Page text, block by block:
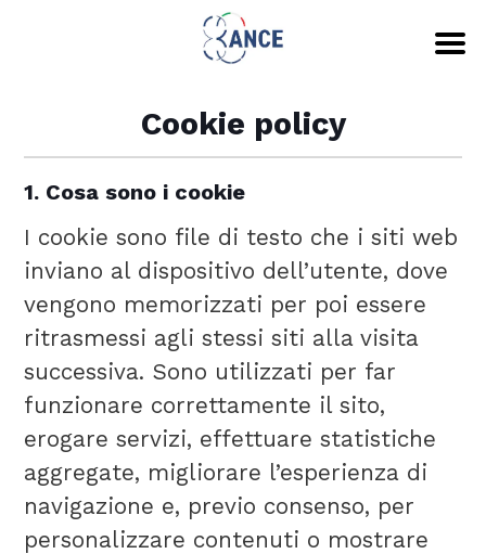
Cookie policy
1. Cosa sono i cookie
I cookie sono file di testo che i siti web
inviano al dispositivo dell’utente, dove
vengono memorizzati per poi essere
ritrasmessi agli stessi siti alla visita
successiva. Sono utilizzati per far
funzionare correttamente il sito,
erogare servizi, effettuare statistiche
aggregate, migliorare l’esperienza di
navigazione e, previo consenso, per
personalizzare contenuti o mostrare